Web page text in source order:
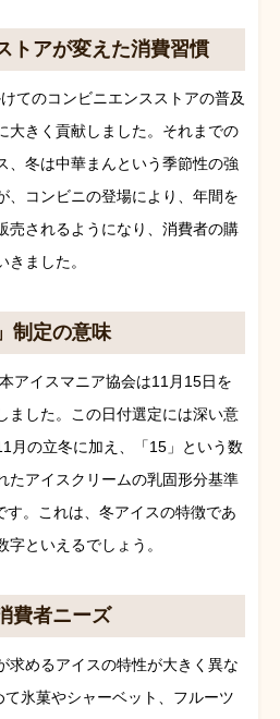
トアが変えた消費習慣
てのコンビニエンスストアの普及
大きく貢献しました。それまでの
、冬は中華まんという季節性の強
、コンビニの登場により、年間を
売されるようになり、消費者の購
ました。
制定の意味
アイスマニア協会は11月15日を
ました。この日付選定には深い意
月の立冬に加え、「15」という数
たアイスクリームの乳固形分基準
す。これは、冬アイスの特徴であ
といえるでしょう。
費者ニーズ
求めるアイスの特性が大きく異な
て氷菓やシャーベット、フルーツ